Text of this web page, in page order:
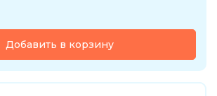
Добавить в корзину